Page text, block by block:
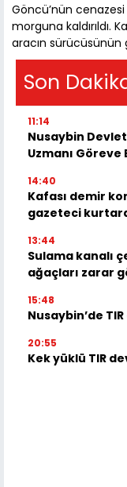
Göncü’nün
morguna kaldırıldı.
aracın sürücüsünün
Son
11:14
Nusaybin
Uzmanı Göreve
14:40
Kafası demir
gazeteci
13:44
Sulama kanalı
ağaçları zarar
15:48
Nusaybin’de
20:55
Kek yüklü TIR